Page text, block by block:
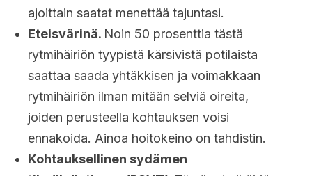
ajoittain saatat menettää tajuntasi.
Eteisvärinä. Noin 50 prosenttia tästä
rytmihäiriön tyypistä kärsivistä potilaista
saattaa saada yhtäkkisen ja voimakkaan
rytmihäiriön ilman mitään selviä oireita,
joiden perusteella kohtauksen voisi
ennakoida. Ainoa hoitokeino on tahdistin.
Kohtauksellinen sydämen